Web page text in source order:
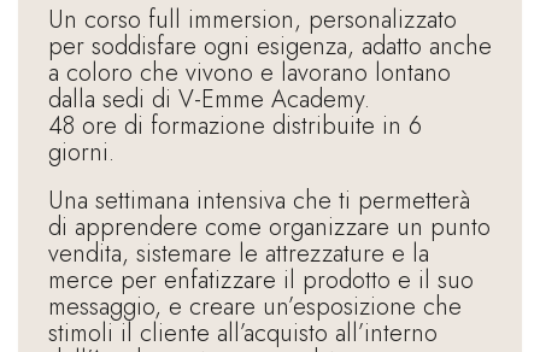
Un corso full immersion, personalizzato
per soddisfare ogni esigenza, adatto anche
a coloro che vivono e lavorano lontano
dalla sedi di V-Emme Academy.
48 ore di formazione distribuite in 6
giorni.
Una settimana intensiva che ti permetterà
di apprendere come organizzare un punto
vendita, sistemare le attrezzature e la
merce per enfatizzare il prodotto e il suo
messaggio, e creare un’esposizione che
stimoli il cliente all’acquisto all’interno